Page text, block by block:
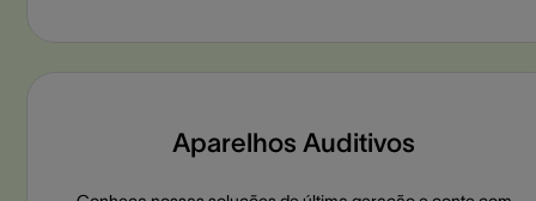
Aparelhos Auditivos